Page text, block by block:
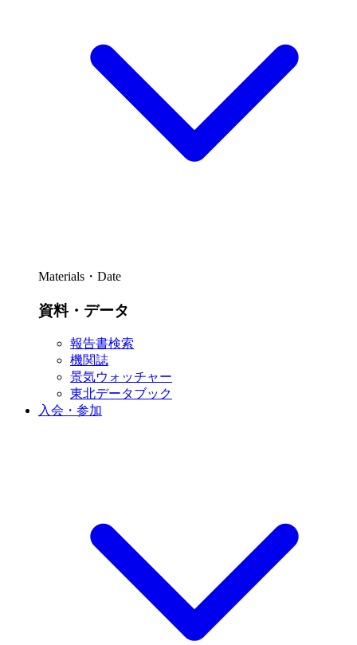
Materials・Date
資料・データ
報告書検索
機関誌
景気ウォッチャー
東北データブック
入会・参加